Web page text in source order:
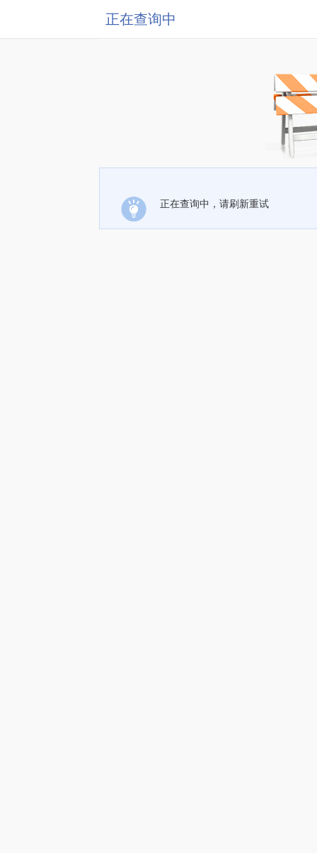
正在查询中
正在查询中，请刷新重试